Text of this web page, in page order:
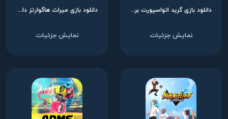
دانلود بازی گرید اتواسپورت برای نینتندو سوییچ
نمایش جزئیات
دانلود بازی میراث هاگوارتز دلوکس ادیشن برای نینتندو سوییچ
نمایش جزئیات